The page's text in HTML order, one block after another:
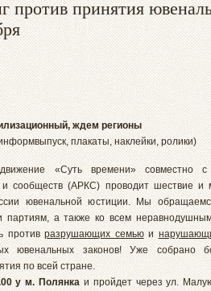
против принятия
ждем регионы
плакаты, наклейки, ролики)
«Суть времени» совместно с
и сообществ (АРКС) проводит шествие и
ювенальной юстиции. Мы
партиям, а также ко всем
противразрушающих семьюи
ювенальных законов! Уже собрано
по всей стране.
у м. Полянкаи пройдет через ул.